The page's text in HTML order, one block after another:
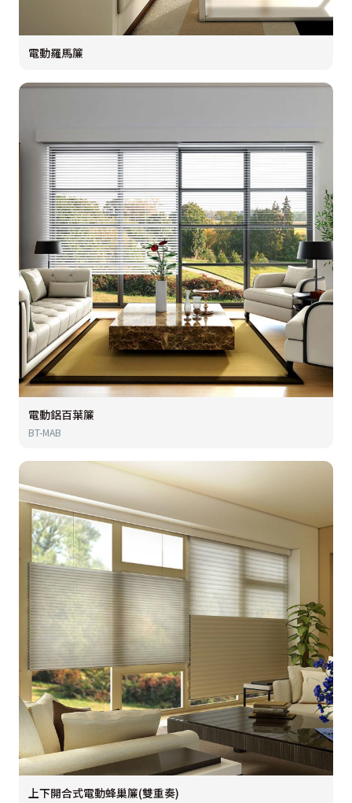
電動羅馬簾
電動鋁百葉簾
BT-MAB
上下開合式電動蜂巢簾(雙重奏)